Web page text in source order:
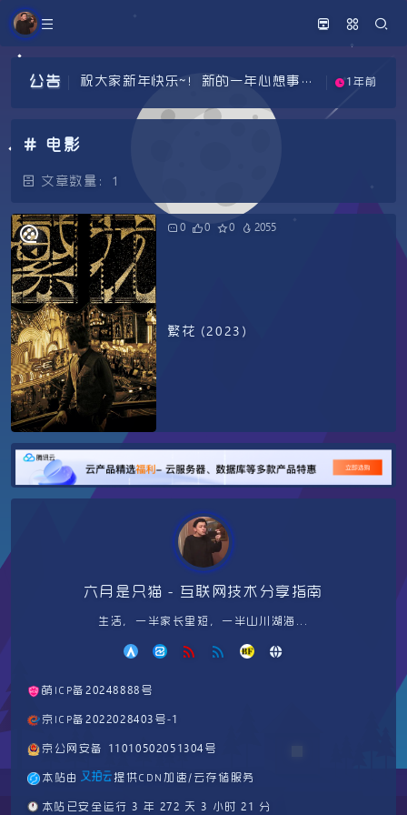
公告
1年前
~
祝大家新年快乐~！新的一年心想事成
~
1年前
电影
文章数量：1
0 0 0 2055
繁花 (2023)
六月是只猫 - 互联网技术分享指南
生活，一半家长里短，一半山川湖海...
萌ICP备20248888号
京ICP备2022028403号-1
京公网安备 11010502051304号
本站由 提供CDN加速/云存储服务
🕛 本站已安全运行 3 年 272 天 3 小时 21 分